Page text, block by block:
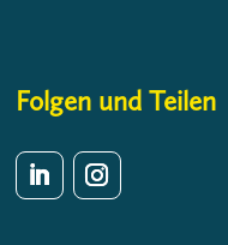
Folgen und Teilen